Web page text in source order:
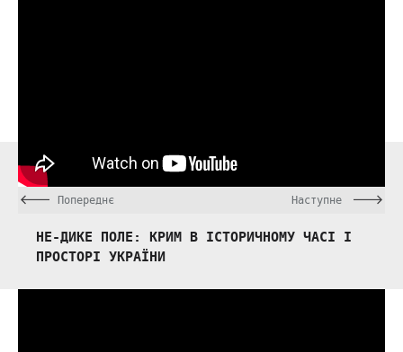
Наступне
Попереднє
НЕ-ДИКЕ ПОЛЕ: КРИМ В ІСТОРИЧНОМУ ЧАСІ І
ПРОСТОРІ УКРАЇНИ